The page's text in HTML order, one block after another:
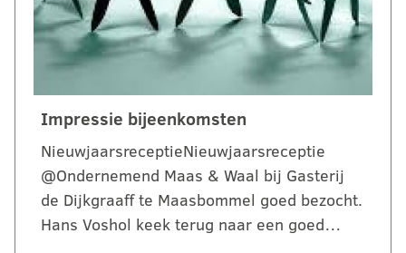
Impressie bijeenkomsten
NieuwjaarsreceptieNieuwjaarsreceptie
@Ondernemend Maas & Waal bij Gasterij
de Dijkgraaff te Maasbommel goed bezocht.
Hans Voshol keek terug naar een goed…